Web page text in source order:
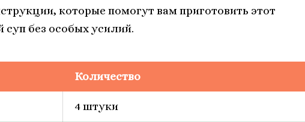
которые помогут вам приготовить этот
без особых усилий.
Количество
4 штуки